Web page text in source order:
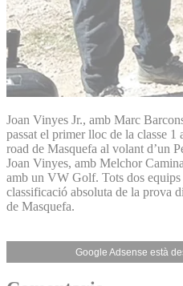
Joan Vinyes Jr., amb Marc
passat el primer lloc de la classe 1
road de Masquefa al volant d’un
Joan Vinyes, amb Melchor
amb un VW Golf. Tots dos equips
classificació absoluta de la prova
de Masquefa.
Google Adsense està